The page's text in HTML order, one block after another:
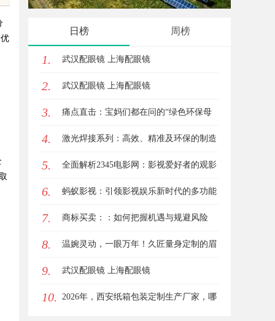
日榜 周榜
1. 武汉配眼镜 上海配眼镜
2. 武汉配眼镜 上海配眼镜
3. 痛点直击：宝妈们都在问的“绿色环保母
婴纸巾”到底怎么选？
4. 激光焊接系列：高效、精准及环保的制造
解决方案
5. 全面解析2345电影网：影视爱好者的观影
首选平台详解
6. 蚂蚁影视：引领影视娱乐新时代的多功能
平台解析
7. 商标买卖：：如何把握机遇与规避风险
8. 温婉灵动，一眼万年！久匠量身定制的眉
眼唇，才是你整张脸的点睛之笔！淡颜系
女生的气质加分项
9. 武汉配眼镜 上海配眼镜
10. 2026年，西安纸箱包装定制生产厂家，哪